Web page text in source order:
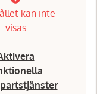
kan inte
visas